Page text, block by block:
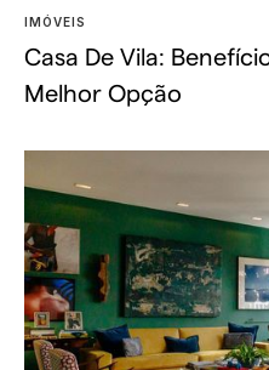
IMÓVEIS
Casa De Vila:
Melhor Opção